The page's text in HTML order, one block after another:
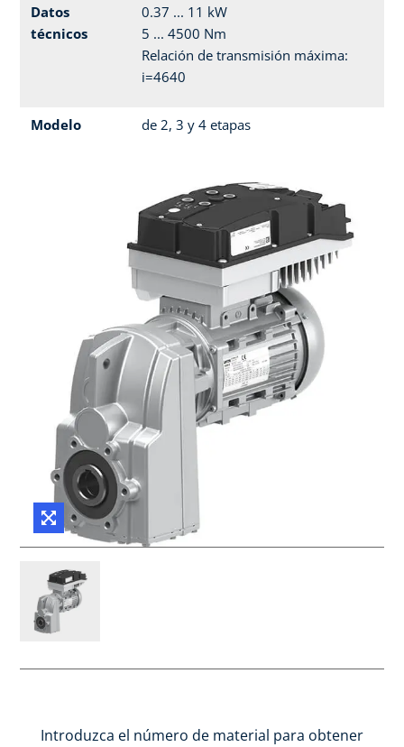
Datos
técnicos
0.37 ... 11 kW
5 ... 4500 Nm
Relación de transmisión máxima:
i=4640
Modelo de 2, 3 y 4 etapas
Introduzca el número de material para obtener